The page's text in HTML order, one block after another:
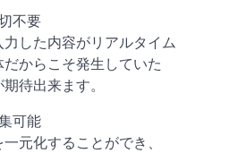
不要
した内容がリアルタイム
からこそ発生していた
待出来ます。
可能
元化することができ、